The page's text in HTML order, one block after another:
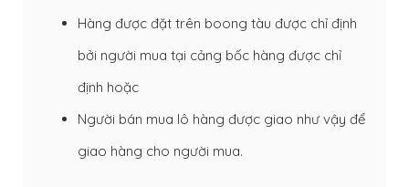
Hàng được đặt trên boong tàu được chỉ định
bởi người mua tại cảng bốc hàng được chỉ
định hoặc
Người bán mua lô hàng được giao như vậy để
giao hàng cho người mua.